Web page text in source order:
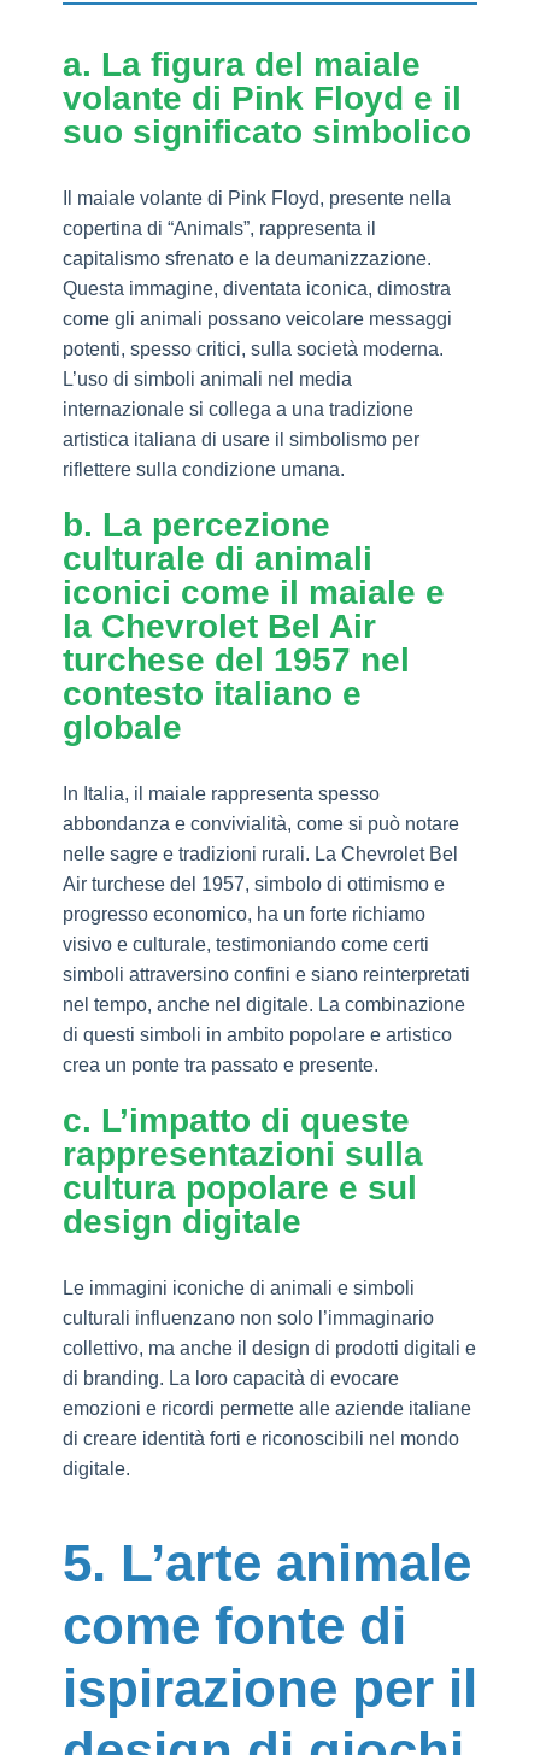
a. La figura del maiale
volante di Pink Floyd e il
suo significato simbolico
Il maiale volante di Pink Floyd, presente nella
copertina di “Animals”, rappresenta il
capitalismo sfrenato e la deumanizzazione.
Questa immagine, diventata iconica, dimostra
come gli animali possano veicolare messaggi
potenti, spesso critici, sulla società moderna.
L’uso di simboli animali nel media
internazionale si collega a una tradizione
artistica italiana di usare il simbolismo per
riflettere sulla condizione umana.
b. La percezione
culturale di animali
iconici come il maiale e
la Chevrolet Bel Air
turchese del 1957 nel
contesto italiano e
globale
In Italia, il maiale rappresenta spesso
abbondanza e convivialità, come si può notare
nelle sagre e tradizioni rurali. La Chevrolet Bel
Air turchese del 1957, simbolo di ottimismo e
progresso economico, ha un forte richiamo
visivo e culturale, testimoniando come certi
simboli attraversino confini e siano reinterpretati
nel tempo, anche nel digitale. La combinazione
di questi simboli in ambito popolare e artistico
crea un ponte tra passato e presente.
c. L’impatto di queste
rappresentazioni sulla
cultura popolare e sul
design digitale
Le immagini iconiche di animali e simboli
culturali influenzano non solo l’immaginario
collettivo, ma anche il design di prodotti digitali e
di branding. La loro capacità di evocare
emozioni e ricordi permette alle aziende italiane
di creare identità forti e riconoscibili nel mondo
digitale.
5. L’arte animale
come fonte di
ispirazione per il